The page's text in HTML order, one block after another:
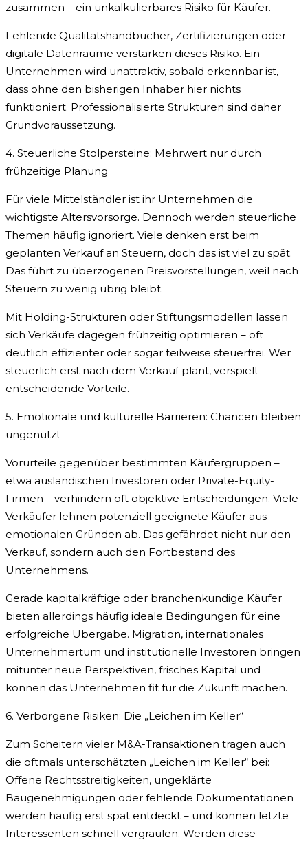
zusammen – ein unkalkulierbares Risiko für Käufer.
Fehlende Qualitätshandbücher, Zertifizierungen oder
digitale Datenräume verstärken dieses Risiko. Ein
Unternehmen wird unattraktiv, sobald erkennbar ist,
dass ohne den bisherigen Inhaber hier nichts
funktioniert. Professionalisierte Strukturen sind daher
Grundvoraussetzung.
4. Steuerliche Stolpersteine: Mehrwert nur durch
frühzeitige Planung
Für viele Mittelständler ist ihr Unternehmen die
wichtigste Altersvorsorge. Dennoch werden steuerliche
Themen häufig ignoriert. Viele denken erst beim
geplanten Verkauf an Steuern, doch das ist viel zu spät.
Das führt zu überzogenen Preisvorstellungen, weil nach
Steuern zu wenig übrig bleibt.
Mit Holding-Strukturen oder Stiftungsmodellen lassen
sich Verkäufe dagegen frühzeitig optimieren – oft
deutlich effizienter oder sogar teilweise steuerfrei. Wer
steuerlich erst nach dem Verkauf plant, verspielt
entscheidende Vorteile.
5. Emotionale und kulturelle Barrieren: Chancen bleiben
ungenutzt
Vorurteile gegenüber bestimmten Käufergruppen –
etwa ausländischen Investoren oder Private-Equity-
Firmen – verhindern oft objektive Entscheidungen. Viele
Verkäufer lehnen potenziell geeignete Käufer aus
emotionalen Gründen ab. Das gefährdet nicht nur den
Verkauf, sondern auch den Fortbestand des
Unternehmens.
Gerade kapitalkräftige oder branchenkundige Käufer
bieten allerdings häufig ideale Bedingungen für eine
erfolgreiche Übergabe. Migration, internationales
Unternehmertum und institutionelle Investoren bringen
mitunter neue Perspektiven, frisches Kapital und
können das Unternehmen fit für die Zukunft machen.
6. Verborgene Risiken: Die „Leichen im Keller“
Zum Scheitern vieler M&A-Transaktionen tragen auch
die oftmals unterschätzten „Leichen im Keller“ bei:
Offene Rechtsstreitigkeiten, ungeklärte
Baugenehmigungen oder fehlende Dokumentationen
werden häufig erst spät entdeckt – und können letzte
Interessenten schnell vergraulen. Werden diese